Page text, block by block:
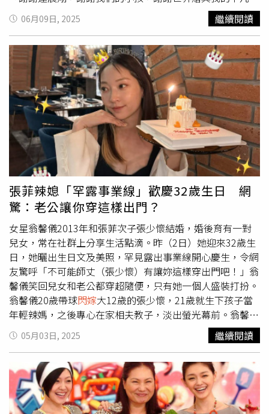
不平凡。請用守護的心祝福我們。」好友林柏宏、謝欣穎、
春風、蔡凡熙等人隨即留言祝福，林心如更感動表示「太為
你開心了⋯要狠狠的幸福喔！」劉品言（右）閃嫁連晨翔。
（圖／劉品言IG）連晨翔也同步發聲，感謝劉品言用1公里
以外都聽得到的笑聲，接住了他這個大I人，「我也相信我
們的寶寶一定會跟妳一樣，笑起來就能讓全世界都變美好
（以及熱愛美食的部份）。」連晨翔承諾妻子，接下來將會
用所有的愛，愛著她以及寶寶，一家人會非常幸福，真心的
把這份喜悅和大家分享。事實上，劉品言和連晨翔3年前合
作戴愛玲MV〈不想聽見的歌〉相識，之後又合作影集《舊
金山美容院》時，起初完全沒火花，直到後期配音時再次見
面，才開始真正熟絡起來，之後連晨翔正式展開追求。據
悉，兩人暫時沒有舉辦婚宴的計劃，且預產期落在年底，夫
妻倆正全心準備寶寶的東西。 在 Instagram 查看這則貼文
從 Instagram 分享的貼文
06月09日, 2025 繼續閱讀
張菲辣媳「罕露事業線」歡慶32歲生日 網
驚：老公讓你穿這樣出門？
女星翁馨儀2013年和張菲次子張少懷結婚，婚後育有一對
兒女，常在社群上分享生活點滴。昨（2日）她迎來32歲生
日，她曬出生日文及美照，罕見露出事業線開心慶生，令網
友驚呼「不可能師丈（張少懷）有讓妳這樣穿出門吧！」翁
馨儀笑回兒女和老公都穿超隨便，只有她一個人盛裝打扮。
翁馨儀20歲帶球閃嫁大12歲的張少懷，21歲就生下孩子當
年輕辣媽，之後專心在家相夫教子，淡出螢光幕前。翁馨儀
昨日發出生日文寫道：「生活已經夠累，生日就越過越簡
單。謝謝身邊ㄧ直圍繞著我的愛，就足以讓我感受到滿滿的
幸福。」文末強調今天是難得正裝打扮的一天。翁馨儀昨日
迎來32歲生日。（圖／翁馨儀IG）照片中的翁馨儀穿著黑色
低胸洋裝，罕見展現事業線，她一手捧著生日蛋糕、另一手
可愛地托起下巴，擺出俏皮姿勢。好友李佳穎、黃沐妍等人
05月03日, 2025 繼續閱讀